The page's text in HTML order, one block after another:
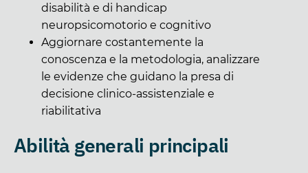
disabilità e di handicap
neuropsicomotorio e cognitivo
Aggiornare costantemente la
conoscenza e la metodologia, analizzare
le evidenze che guidano la presa di
decisione clinico-assistenziale e
riabilitativa
Abilità generali principali